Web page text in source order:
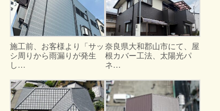
施工前、お客様より「サッ
シ周りから雨漏りが発生
し…
奈良県大和郡山市にて、屋
根カバー工法、太陽光パ
ネ…